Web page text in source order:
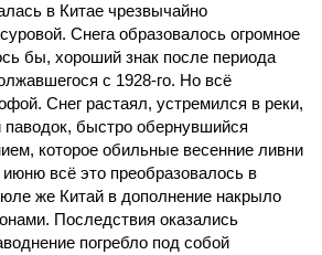
в Китае чрезвычайно
Снега образовалось огромное
бы, хороший знак после периода
с 1928-го. Но всё
Снег растаял, устремился в реки,
быстро обернувшийся
которое обильные весенние ливни
всё это преобразовалось в
же Китай в дополнение накрыло
Последствия оказались
погребло под собой